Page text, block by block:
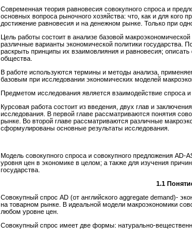
Современная теория равновесия совокупного спроса и
основных вопроса рыночного хозяйства: что, как и для кого
достижение равновесия и на денежном рынке. Только при
Цель работы состоит в анализе базовой
различные варианты экономической политики государства.
раскрыть принципы их взаимовлияния и равновесия;
общества.
В работе используются термины и методы анализа,
базовым при исследовании экономических моделей
Предметом исследования является взаимодействие спроса
Курсовая работа состоит из введения, двух глав и
исследования. В первой главе рассматриваются понятия
рынке. Во второй главе рассматриваются различные
сформулированы основные результаты исследования.
Модель совокупного спроса и совокупного предложения AD-
уровня цен в экономике в целом; а также для изучения
государства.
1.1
Совокупный спрос AD (от английского aggregate demand)-
на товарном рынке. В идеальной модели макроэкономики
любом уровне цен.
Совокупный спрос имеет две формы: натурально-